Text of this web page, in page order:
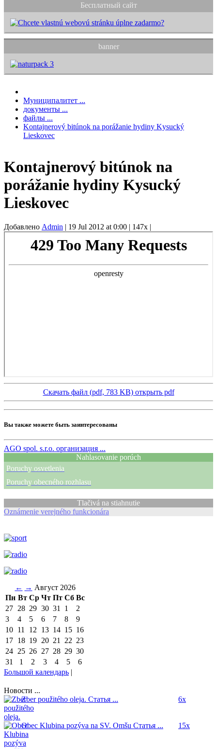
Бесплатный сайт
banner
Муниципалитет ...
документы ...
файлы ...
Kontajnerový bitúnok na porážanie hydiny Kysucký
Lieskovec
Kontajnerový bitúnok na
porážanie hydiny Kysucký
Lieskovec
Добавлено Admin | 19 Jul 2012 at 0:00 | 147x |
Скачать файл (pdf, 783 KB) открыть pdf
Вы также можете быть заинтересованы
AGO spol. s.r.o. организация ...
Nahlasovanie porúch
Poruchy osvetlenia
Poruchy obecného rozhlasu
Tlačivá na stiahnutie
Oznámenie verejného funkcionára
← → Август 2026
Пн Вт Ср Чт Пт Сб Вс
27 28 29 30 31 1
2
3
4 5 6 7 8
9
10 11 12 13 14 15 16
17 18 19 20 21 22 23
24 25 26 27 28 29 30
31
1 2 3 4 5
6
Большой календарь |
Новости ...
Zber použitého oleja. Статья ... 6x
Obec Klubina pozýva na SV. Omšu Статья ... 15x